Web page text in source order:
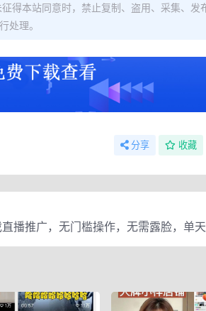
得本站同意时，禁止复制、盗用、采集、发
处理。
分享 收藏
播推广，无门槛操作，无需露脸，单